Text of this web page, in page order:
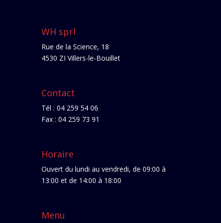
WH sprl
Rue de la Science, 18
4530 ZI Villers-le-Bouillet
Contact
Tél : 04 259 54 06
Fax : 04 259 73 91
Horaire
Ouvert du lundi au vendredi, de 09:00 à
13:00 et de 14:00 à 18:00
Menu